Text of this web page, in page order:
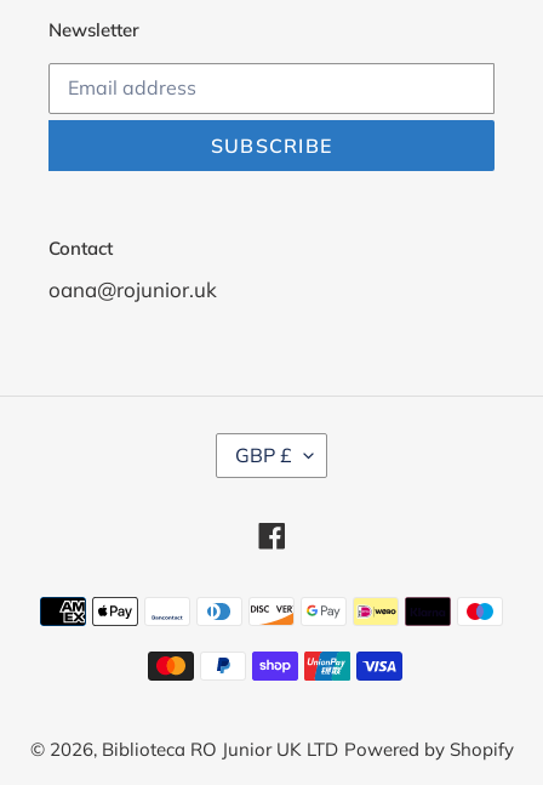
Newsletter
SUBSCRIBE
Contact
oana@rojunior.uk
C
U
C
Y
GBP £
Facebook
Payment
methods
© 2026, Biblioteca RO Junior UK LTD Powered by Shopify